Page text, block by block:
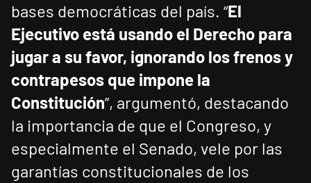
bases democráticas del país. “El
Ejecutivo está usando el Derecho para
jugar a su favor, ignorando los frenos y
contrapesos que impone la
Constitución”, argumentó, destacando
la importancia de que el Congreso, y
especialmente el Senado, vele por las
garantías constitucionales de los